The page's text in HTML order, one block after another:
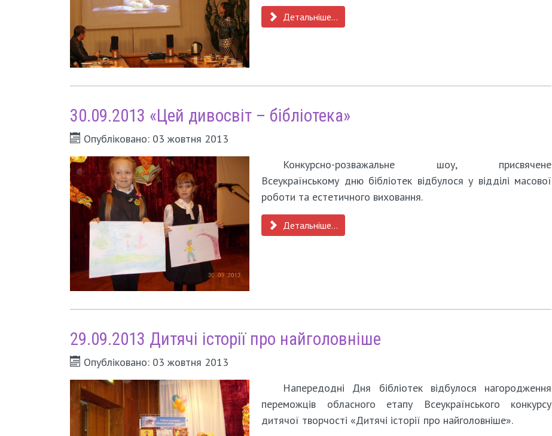
Детальніше...
30.09.2013 «Цей дивосвіт – бібліотека»
Опубліковано: 03 жовтня 2013
Конкурсно-розважальне шоу, присвячене
Всеукраїнському дню бібліотек відбулося у відділі масової
роботи та естетичного виховання.
Детальніше...
29.09.2013 Дитячі історії про найголовніше
Опубліковано: 03 жовтня 2013
Напередодні Дня бібліотек відбулося нагородження
переможців обласного етапу Всеукраїнського конкурсу
дитячої творчості «Дитячі історії про найголовніше».